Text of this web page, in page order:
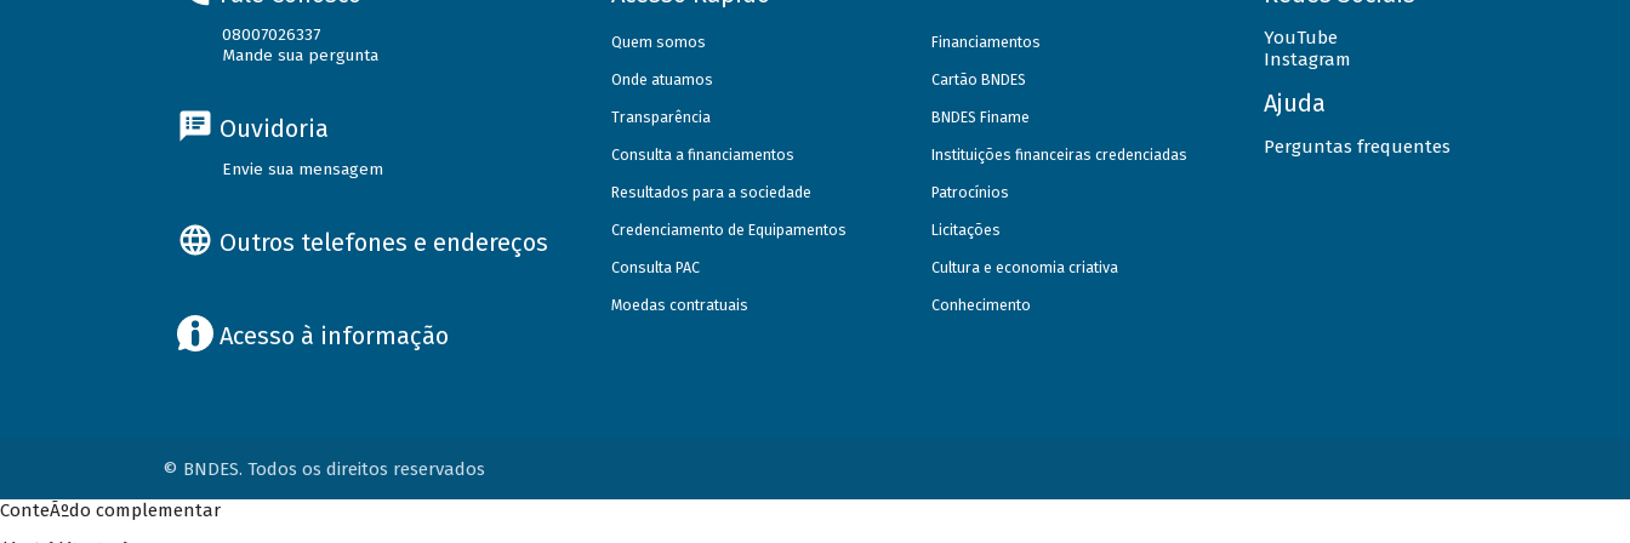
08007026337
Mande sua pergunta
Ouvidoria
Envie sua mensagem
Outros telefones e endereços
Acesso à informação
Quem somos
Onde atuamos
Transparência
Consulta a financiamentos
Resultados para a sociedade
Credenciamento de Equipamentos
Consulta PAC
Moedas contratuais
Financiamentos
Cartão BNDES
BNDES Finame
Instituições financeiras credenciadas
Patrocínios
Licitações
Cultura e economia criativa
Conhecimento
YouTube
Instagram
Ajuda
Perguntas frequentes
© BNDES. Todos os direitos reservados
ConteÃºdo complementar